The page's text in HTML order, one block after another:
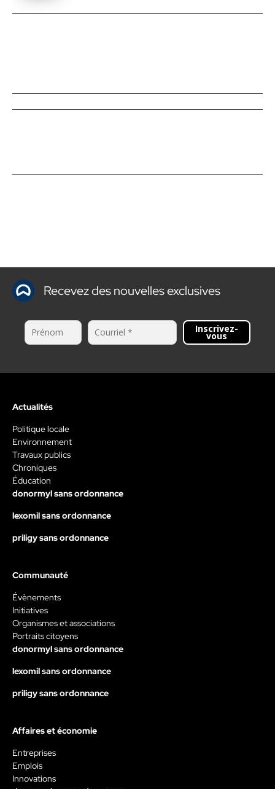
Recevez des nouvelles exclusives
Inscrivez-
vous
Actualités
Politique locale
Environnement
Travaux publics
Chroniques
Éducation
donormyl sans ordonnance
lexomil sans ordonnance
priligy sans ordonnance
Communauté
Évènements
Initiatives
Organismes et associations
Portraits citoyens
donormyl sans ordonnance
lexomil sans ordonnance
priligy sans ordonnance
Affaires et économie
Entreprises
Emplois
Innovations